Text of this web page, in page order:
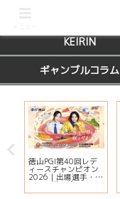
KEIRIN
ギャンブルコラム
徳山PGI第40回レデ
ィースチャンピオン
2026｜出場選手・ド
リーム戦・注目モー
ター・イベント情報